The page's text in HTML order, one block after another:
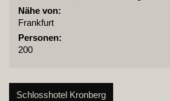
Nähe von:
Frankfurt
Personen:
200
Schlosshotel Kronberg